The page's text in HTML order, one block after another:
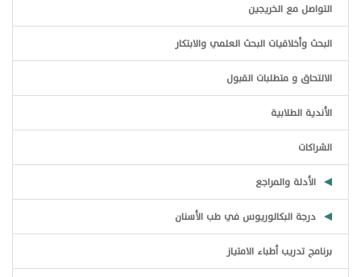
التواصل مع الخريجين
البحث وأخلاقيات البحث العلمي والابتكار
الالتحاق و متطلبات القبول
الأندية الطلابية
الشراكات
الأدلة والمراجع
درجة البكالوريوس في طب الأسنان
برنامج تدريب أطباء الامتياز